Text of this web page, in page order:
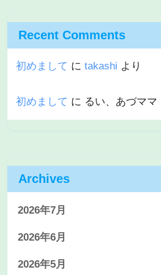
Recent Comments
初めまして に takashi より
初めまして に るい、あづママ
Archives
2026年7月
2026年6月
2026年5月